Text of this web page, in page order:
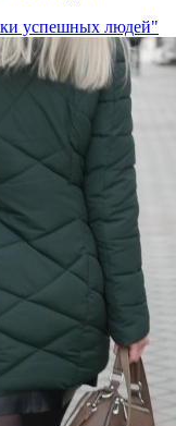
успешных людей"